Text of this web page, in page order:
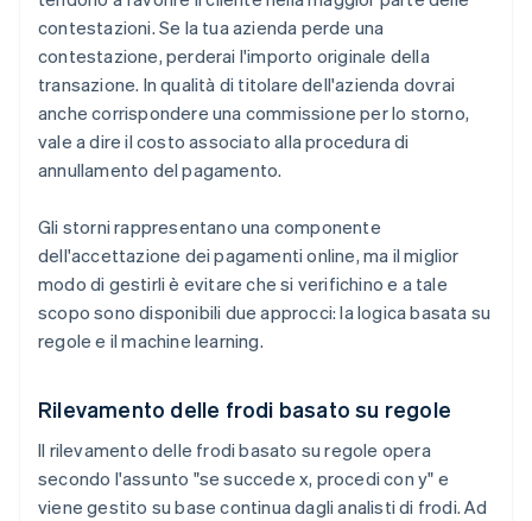
contestazioni. Se la tua azienda perde una
contestazione, perderai l'importo originale della
transazione. In qualità di titolare dell'azienda dovrai
anche corrispondere una commissione per lo storno,
vale a dire il costo associato alla procedura di
annullamento del pagamento.
Gli storni rappresentano una componente
dell'accettazione dei pagamenti online, ma il miglior
modo di gestirli è evitare che si verifichino e a tale
scopo sono disponibili due approcci: la logica basata su
regole e il machine learning.
Rilevamento delle frodi basato su regole
Il rilevamento delle frodi basato su regole opera
secondo l'assunto "se succede x, procedi con y" e
viene gestito su base continua dagli analisti di frodi. Ad